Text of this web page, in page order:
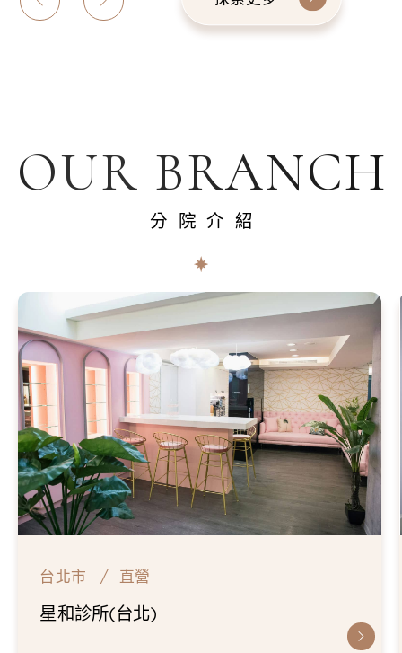
OUR BRANCH
分院介紹
台北市 直營
星和診所(台北)